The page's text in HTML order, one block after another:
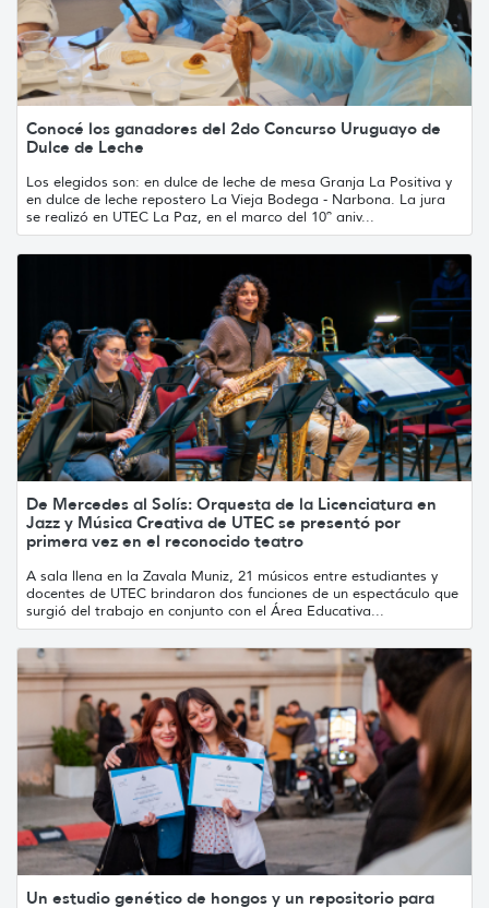
Conocé los ganadores del 2do Concurso Uruguayo de
Dulce de Leche
Los elegidos son: en dulce de leche de mesa Granja La Positiva y
en dulce de leche repostero La Vieja Bodega - Narbona. La jura
se realizó en UTEC La Paz, en el marco del 10º aniv...
De Mercedes al Solís: Orquesta de la Licenciatura en
Jazz y Música Creativa de UTEC se presentó por
primera vez en el reconocido teatro
A sala llena en la Zavala Muniz, 21 músicos entre estudiantes y
docentes de UTEC brindaron dos funciones de un espectáculo que
surgió del trabajo en conjunto con el Área Educativa...
Un estudio genético de hongos y un repositorio para